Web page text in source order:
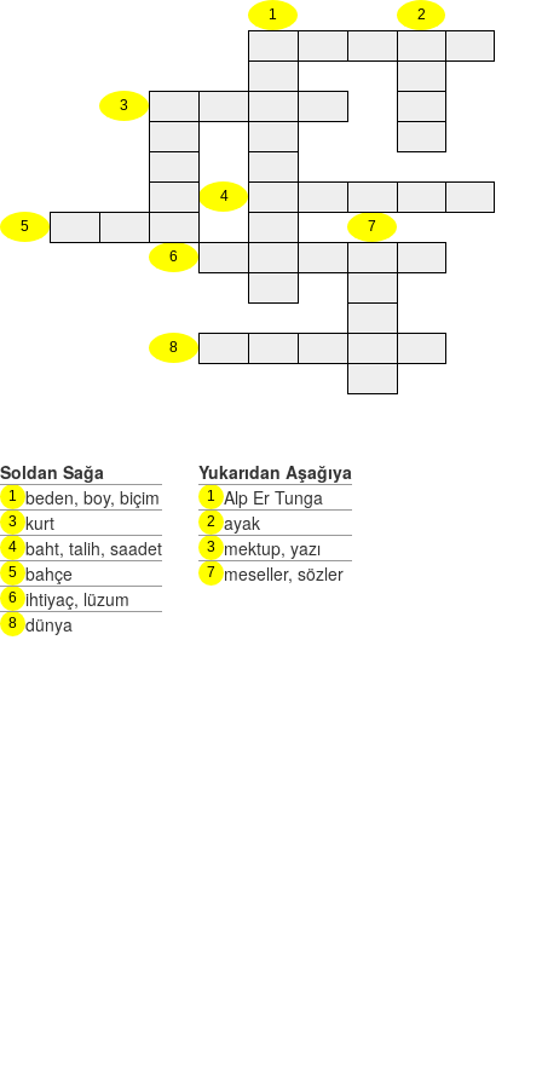
1 2
3
4
5
7
6
8
Soldan Sağa
1 beden, boy, biçim
3 kurt
4 baht, talih, saadet
5 bahçe
6 ihtiyaç, lüzum
8 dünya
Yukarıdan Aşağıya
1 Alp Er Tunga
2 ayak
3 mektup, yazı
7 meseller, sözler